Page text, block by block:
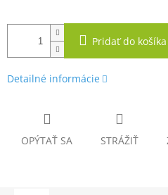
Pridať do košíka
Detailné informácie
OPÝTAŤ SA STRÁŽIŤ